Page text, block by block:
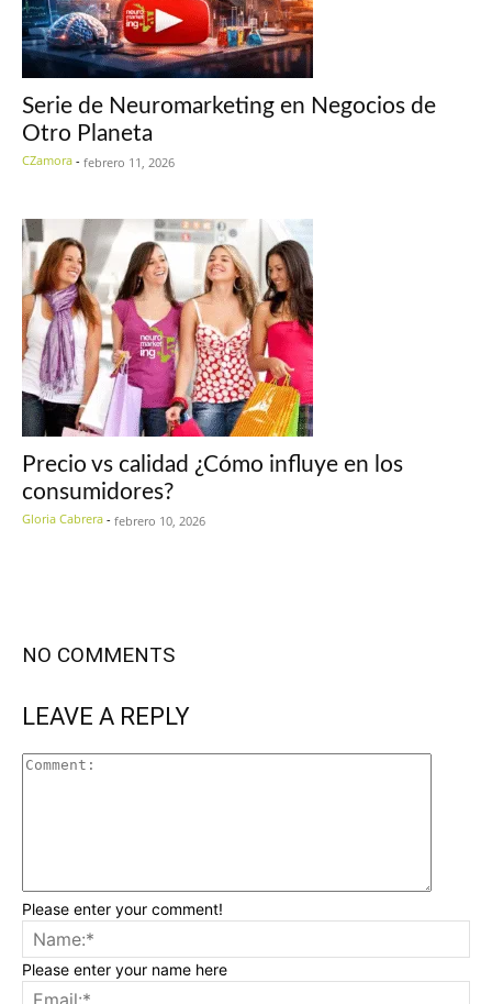
Serie de Neuromarketing en Negocios de
Otro Planeta
CZamora - febrero 11, 2026
Precio vs calidad ¿Cómo influye en los
consumidores?
Gloria Cabrera - febrero 10, 2026
NO COMMENTS
LEAVE A REPLY
Please enter your comment!
Please enter your name here